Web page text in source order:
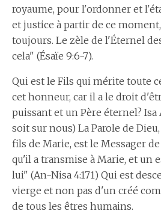
royaume, pour l'ordonner et
et justice à partir de ce
toujours. Le zèle de l'Éternel
cela" (Ésaïe 9:6-7).
Qui est le Fils qui mérite toute
cet honneur, car il a le droit
puissant et un Père éternel? Isa
soit sur nous) La Parole de
fils de Marie, est le Messager de
qu'il a transmise à Marie, et un
lui" (An-Nisa 4:171) Qui est
vierge et non pas d'un créé
de tous les êtres humains.